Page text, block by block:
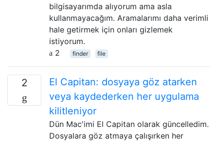
bilgisayarımda alıyorum ama asla
kullanmayacağım. Aramalarımı daha verimli
hale getirmek için onları gizlemek
istiyorum.
2
finder file
2
El Capitan: dosyaya göz atarken
veya kaydederken her uygulama
kilitleniyor
Dün Mac'imi El Capitan olarak güncelledim.
Dosyalara göz atmaya çalışırken her